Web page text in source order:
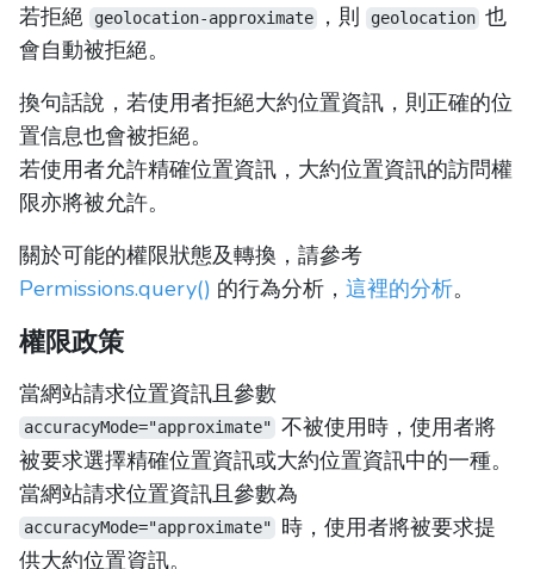
若拒絕
geolocation-approximate ，則 geolocation 也
會自動被拒絕。
換句話說，若使用者拒絕大約位置資訊，則正確的位
置信息也會被拒絕。
若使用者允許精確位置資訊，大約位置資訊的訪問權
限亦將被允許。
關於可能的權限狀態及轉換，請參考
Permissions.query() 的行為分析， 這裡的分析。
權限政策
當網站請求位置資訊且參數
accuracyMode="approximate" 不被使用時，使用者將
被要求選擇精確位置資訊或大約位置資訊中的一種。
當網站請求位置資訊且參數為
accuracyMode="approximate"
時，使用者將被要求提
供大約位置資訊。